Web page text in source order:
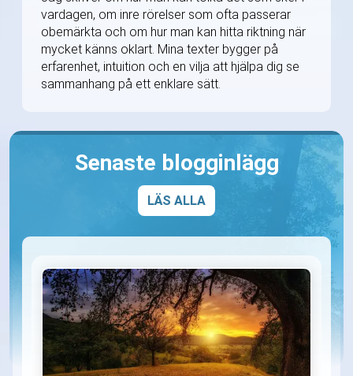
vardagen, om inre rörelser som ofta passerar
obemärkta och om hur man kan hitta riktning när
mycket känns oklart. Mina texter bygger på
erfarenhet, intuition och en vilja att hjälpa dig se
sammanhang på ett enklare sätt.
Senaste blogginlägg
LÄS ALLA